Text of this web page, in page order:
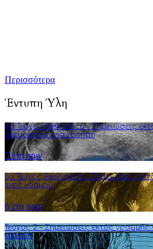
Περισσότερα
Έντυπη Ύλη
4o Τεύχος ResPublica – Σημειώσεις
πνευματική αναγέννηση
5 έτη πριν
3o Τεύχος ResPublica – Σημειώσεις
ενός κόσμου
6 έτη πριν
Τεύχος 2 – Σημειώσεις εκτός γραμμής
αλλαγή